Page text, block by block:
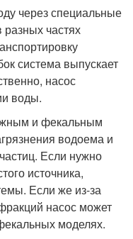
через специальные
частях
система выпускает
насос
воды.
и фекальным
водоема и
Если нужно
источника,
Если же из-за
насос может
моделях.